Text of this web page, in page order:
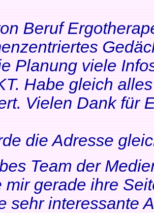
Beruf
Planung viele
Habe gleich
Vielen Dank für
die Adresse
Team der
mir gerade ihre
sehr interessante